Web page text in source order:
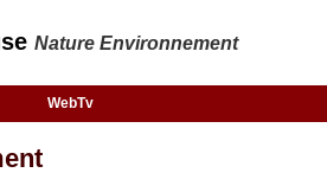
Nature Environnement
WebTv